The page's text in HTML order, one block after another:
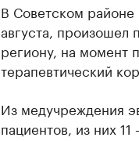
В Советском районе
августа,
региону, на момент
терапевтический
Из медучреждения
пациентов, из них